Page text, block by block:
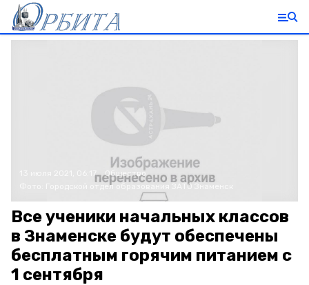
13 июля 2021, 06:17
Общество
Городской отдел образования ЗАТО Знаменск
Все ученики начальных классов
в Знаменске будут обеспечены
бесплатным горячим питанием с
1 сентября